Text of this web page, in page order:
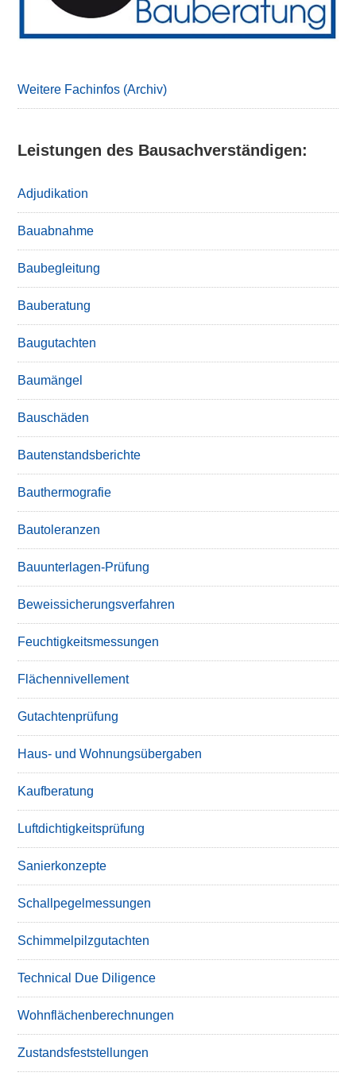
Weitere Fachinfos (Archiv)
Leistungen des Bausachverständigen:
Adjudikation
Bauabnahme
Baubegleitung
Bauberatung
Baugutachten
Baumängel
Bauschäden
Bautenstandsberichte
Bauthermografie
Bautoleranzen
Bauunterlagen-Prüfung
Beweissicherungsverfahren
Feuchtigkeitsmessungen
Flächennivellement
Gutachtenprüfung
Haus- und Wohnungsübergaben
Kaufberatung
Luftdichtigkeitsprüfung
Sanierkonzepte
Schallpegelmessungen
Schimmelpilzgutachten
Technical Due Diligence
Wohnflächenberechnungen
Zustandsfeststellungen